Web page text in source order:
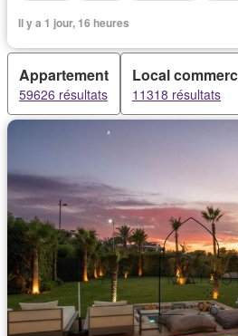
Il y a 1 jour, 16 heures
Appartement
59626 résultats
Local
11318 résultats